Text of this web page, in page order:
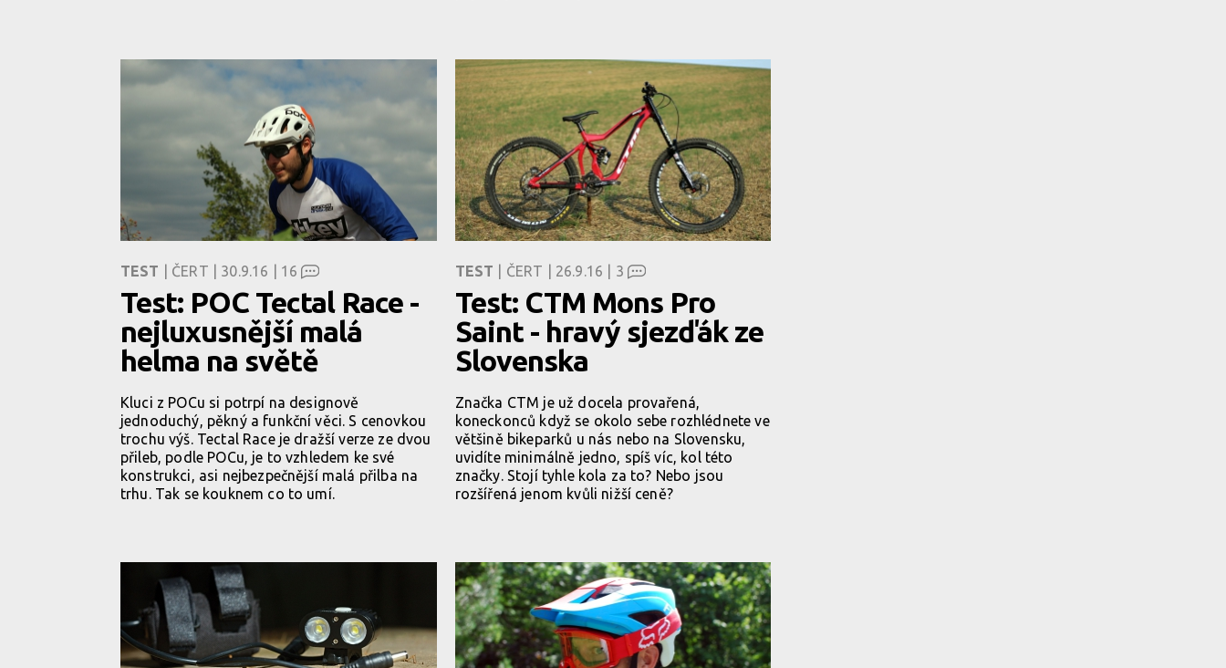
TEST | ČERT | 30.9.16 | 16
Test: POC Tectal Race -
nejluxusnější malá
helma na světě
Kluci z POCu si potrpí na designově
jednoduchý, pěkný a funkční věci. S cenovkou
trochu výš. Tectal Race je dražší verze ze dvou
přileb, podle POCu, je to vzhledem ke své
konstrukci, asi nejbezpečnější malá přilba na
trhu. Tak se kouknem co to umí.
TEST | ČERT | 26.9.16 | 3
Test: CTM Mons Pro
Saint - hravý sjezďák ze
Slovenska
Značka CTM je už docela provařená,
koneckonců když se okolo sebe rozhlédnete ve
většině bikeparků u nás nebo na Slovensku,
uvidíte minimálně jedno, spíš víc, kol této
značky. Stojí tyhle kola za to? Nebo jsou
rozšířená jenom kvůli nižší ceně?